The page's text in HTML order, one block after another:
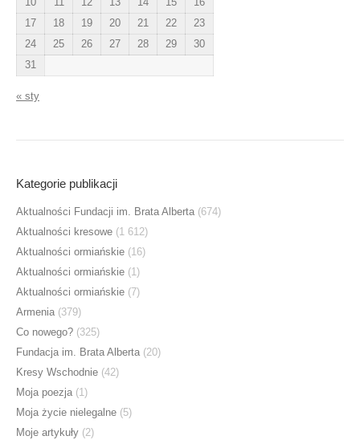
17
18 19 20 21 22
23
24
25 26 27 28 29
30
31
« sty
Kategorie publikacji
Aktualności Fundacji im. Brata Alberta (674)
Aktualności kresowe (1 612)
Aktualności ormiańskie (16)
Aktualności ormiańskie (1)
Aktualności ormiańskie (7)
Armenia (379)
Co nowego? (325)
Fundacja im. Brata Alberta (20)
Kresy Wschodnie (42)
Moja poezja (1)
Moja życie nielegalne (5)
Moje artykuły (2)